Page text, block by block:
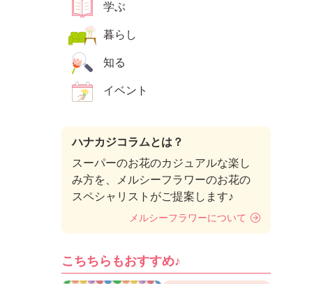
学ぶ
暮らし
知る
イベント
ハナカジコラムとは？
スーパーのお花のカジュアルな楽し
み方を、メルシーフラワーのお花の
スペシャリストがご提案します♪
メルシーフラワーについて
こちちらもおすすめ♪